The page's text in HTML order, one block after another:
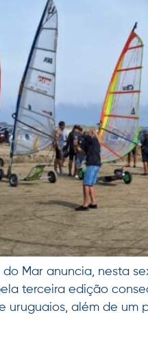
Mar anuncia, nesta
terceira edição
uruguaios, além de